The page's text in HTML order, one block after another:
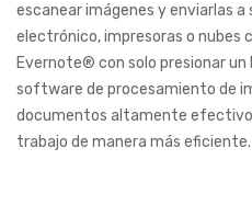
escanear imágenes y enviarlas a
electrónico, impresoras o nubes
Evernote® con solo presionar
software de procesamiento de
documentos altamente efectivo
trabajo de manera más eficiente.